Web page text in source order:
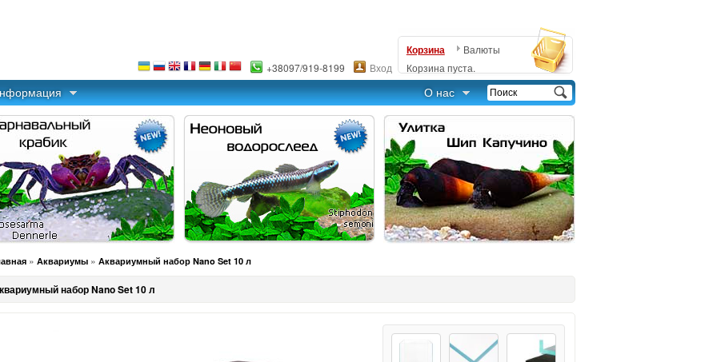
Валюты
Корзина
Корзина пуста.
+38097/919-8199 Вход
О нас
» Аквариумы » Аквариумный набор Nano Set 10 л
набор Nano Set 10 л